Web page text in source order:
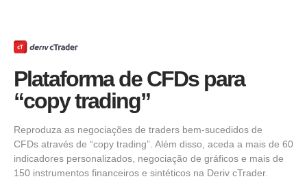
Plataforma de CFDs para
“copy trading”
Reproduza as negociações de traders bem-sucedidos de
CFDs através de “copy trading”. Além disso, aceda a mais de 60
indicadores personalizados, negociação de gráficos e mais de
150 instrumentos financeiros e sintéticos na Deriv cTrader.